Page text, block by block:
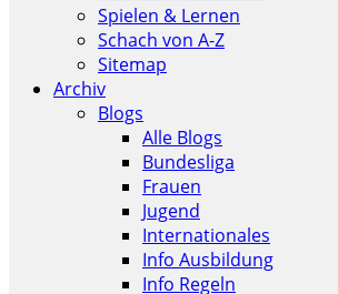
Spielen & Lernen
Schach von A-Z
Sitemap
Archiv
Blogs
Alle Blogs
Bundesliga
Frauen
Jugend
Internationales
Info Ausbildung
Info Regeln